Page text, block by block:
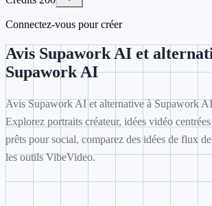
Connectez-vous pour créer
Avis Supawork AI et
Supawork AI
Avis Supawork AI et alternative à Supawork
Explorez portraits créateur, idées vidéo
prêts pour social, comparez des idées de flux
les outils VibeVideo.